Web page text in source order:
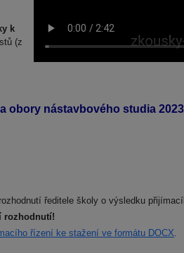
k
(z
obory nástavbového studia 2023
ředitele školy o výsledku
rozhodnutí!
řízení ke stažení ve formátu DOCX.